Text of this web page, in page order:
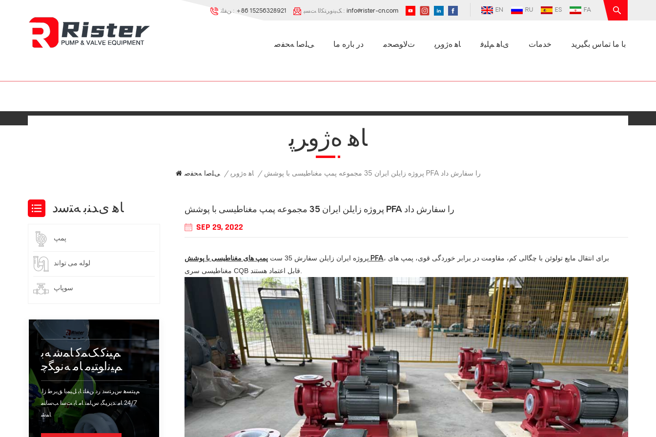
EN RU ES FA ﻦﻔﻠﺗ : +86 15256328921 ﮏﯿﻧﻭﺮﺘﮑﻟﺍ ﺖﺴﭘ : info@rister-cn.com
ﯽﻠﺻﺍ ﻪﺤﻔﺻ در باره ما ﺕﻻ ﻮﺼﺤﻣ ﺎﻫ ﻩﮊﻭﺮﭘ ﯼﺎﻫ ﻢﻠﯿﻓ خدمات با ما تماس بگیرید
ﺎﻫ ﻩﮊﻭﺮﭘ
ﯽﻠﺻﺍ ﻪﺤﻔﺻ / ﺎﻫ ﻩﮊﻭﺮﭘ / پروژه زایلن ایران 35 مجموعه پمپ مغناطیسی با پوشش PFA را سفارش داد
پروژه زایلن ایران 35 مجموعه پمپ مغناطیسی با پوشش PFA را سفارش داد
SEP 29, 2022
پروژه ایران زایلن سفارش 35 ست پمپ های مغناطیسی با پوشش PFA، برای انتقال مایع تولوئن با چگالی کم، مقاومت در برابر خوردگی قوی، پمپ های
مغناطیسی سری CQB قابل اعتماد هستند.
ﺎﻫ ﯼﺪﻨﺑ ﻪﺘﺳﺩ
پمپ
لوله می تواند
سوپاپ
ﻢﯿﻨﮐ ﮏﻤﮐ ﺎﻤﺷ ﻪﺑ
ﻢﯿﻧﺍﻮﺘﯿﻣ ﺎﻣ ﻪﻧﻮﮕﭼ
.ﻢﯿﺘﺴﻫ ﺱﺮﺘﺳﺩ ﺭﺩ ﻦﻔﻠﺗ ﺎﯾ ﻞﯿﻤﯾﺍ ﻖﯾﺮﻃ ﺯﺍ
24/7 ﺎﻣ .ﺪﯾﺮﯿﮕﺑ ﺱﺎﻤﺗ ﺎﻣ ﺎﺑ ﺖﺳﺍ ﺐﺳﺎﻨﻣ
ﺎﻤﺷ